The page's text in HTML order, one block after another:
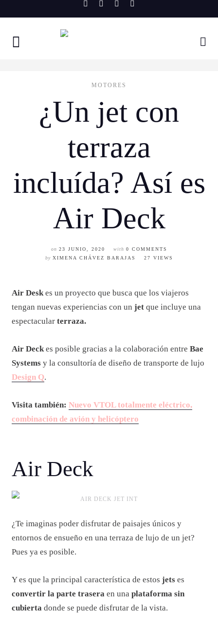
to
content
MOTORES
¿Un jet con
terraza
incluída? Así es
Air Deck
on 23 JUNIO, 2020 with 0 COMMENTS
by XIMENA CHÁVEZ BARAJAS 27 VIEWS
Air Deskes un proyecto que busca que los viajeros
tengan nuevas experiencias con un jet que incluye una
espectacular terraza.
Air Deckes posible gracias a la colaboración entre Bae
Systems y la consultoría de diseño de transporte de lujo
Design Q.
Visita también: Nuevo VTOL totalmente eléctrico,
combinación de avión y helicóptero
Air Deck
AIR DECK JET INT
¿Te imaginas poder disfrutar de paisajes únicos y
entornos de ensueño en una terraza de lujo de un jet?
Pues ya es posible.
Y es que la principal característica de estos jets es
convertir la parte trasera en una plataforma sin
cubierta donde se puede disfrutar de la vista.